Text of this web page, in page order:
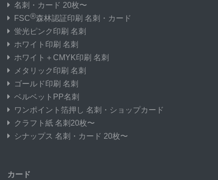
名刺・カード 20枚〜
FSC®森林認証印刷 名刺・カード
蛍光ピンク印刷 名刺
ホワイト印刷 名刺
ホワイト＋CMYK印刷 名刺
メタリック印刷 名刺
ゴールド印刷 名刺
ベルベットPP名刺
ワンポイント箔押し 名刺・ショップカード
クラフト紙 名刺20枚〜
シナップス 名刺・カード 20枚〜
カード